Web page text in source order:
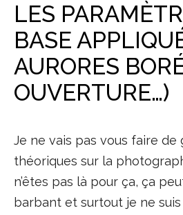
LES
BASE
AURORES
OUVERTURE…)
Je ne vais pas vous faire de
théoriques sur la
n’êtes pas là pour ça, ça
barbant et surtout je ne